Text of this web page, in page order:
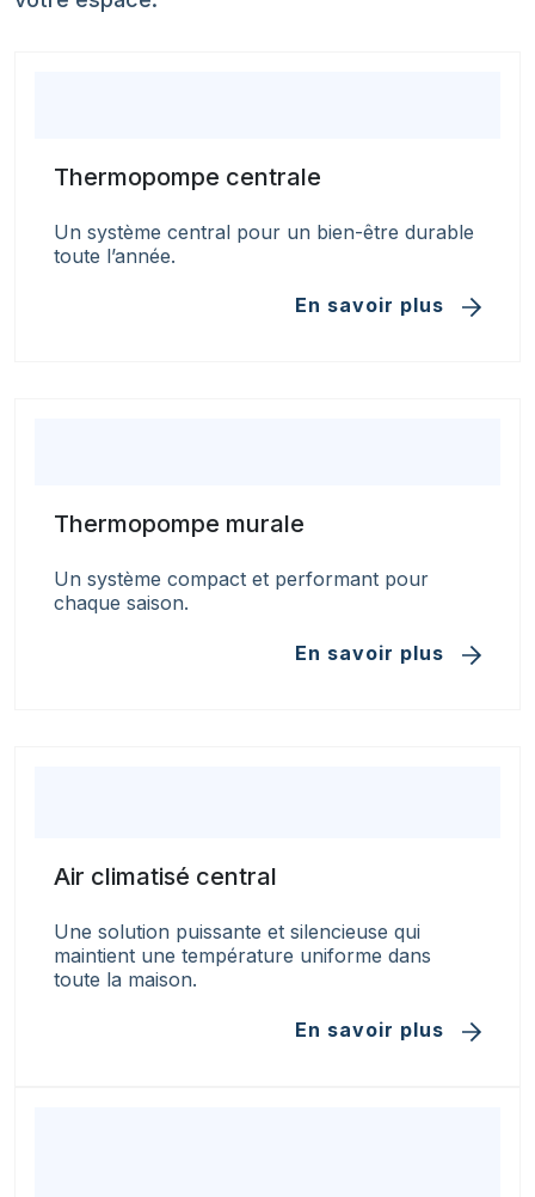
Thermopompe centrale
Un système central pour un bien-être durable
toute l’année.
En savoir plus
Thermopompe murale
Un système compact et performant pour
chaque saison.
En savoir plus
Air climatisé central
Une solution puissante et silencieuse qui
maintient une température uniforme dans
toute la maison.
En savoir plus